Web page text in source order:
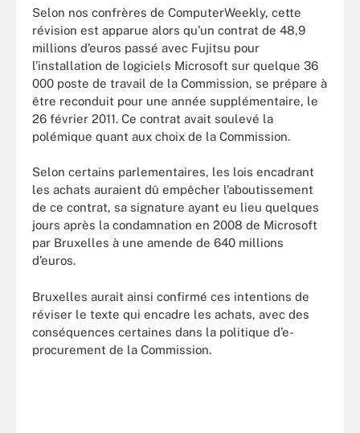
Selon nos confrères de ComputerWeekly, cette
révision est apparue alors qu’un contrat de 48,9
millions d’euros passé avec Fujitsu pour
l’installation de logiciels Microsoft sur quelque 36
000 poste de travail de la Commission, se prépare à
être reconduit pour une année supplémentaire, le
26 février 2011. Ce contrat avait soulevé la
polémique quant aux choix de la Commission.
Selon certains parlementaires, les lois encadrant
les achats auraient dû empêcher l’aboutissement
de ce contrat, sa signature ayant eu lieu quelques
jours après la condamnation en 2008 de Microsoft
par Bruxelles à une amende de 640 millions
d’euros.
Bruxelles aurait ainsi confirmé ces intentions de
réviser le texte qui encadre les achats, avec des
conséquences certaines dans la politique d’e-
procurement de la Commission.